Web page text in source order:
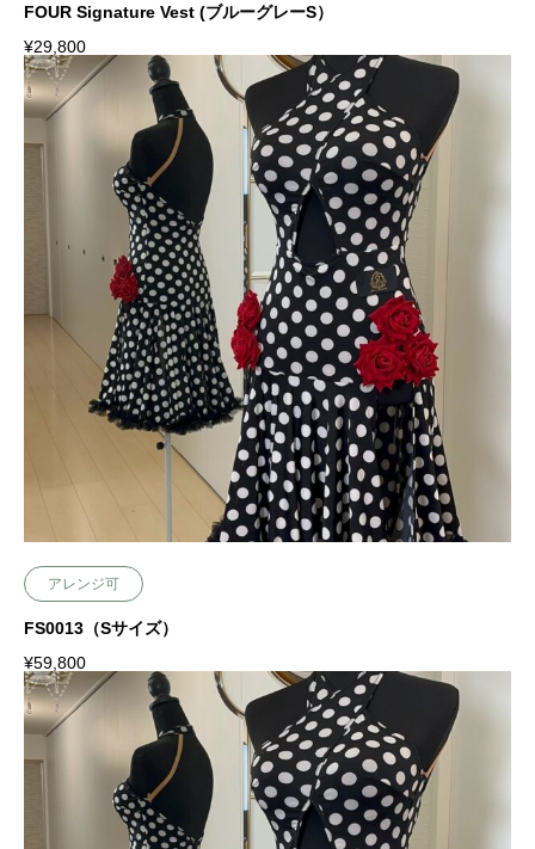
FOUR Signature Vest (ブルーグレーS）
¥29,800
アレンジ可
FS0013（Sサイズ）
¥59,800